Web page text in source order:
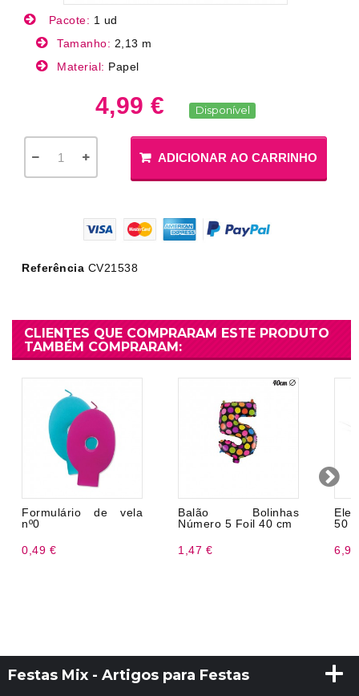
Pacote: 1 ud
Tamanho: 2,13 m
Material: Papel
4,99 € Disponível
ADICIONAR AO CARRINHO
Referência CV21538
CLIENTES QUE COMPRARAM ESTE PRODUTO
TAMBÉM COMPRARAM:
Formulário de vela
nº0
0,49 €
Balão Bolinhas
Número 5 Foil 40 cm
1,47 €
50
Festas Mix - Artigos para Festas